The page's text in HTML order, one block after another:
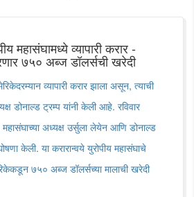
महासंघामध्ये व्यापारी करार -
७५० अब्ज डॉलर्सची खरेदी
व्यापारी करार झाला असून, त्याची
डोनाल्ड ट्रम्प यांनी केली आहे. रविवार
अध्यक्ष उर्सुला लेयेन आणि डोनाल्ड
केली. या करारान्वये युरोपीय महासंघाचे
७५० अब्ज डॉलर्सच्या मालाची खरेदी